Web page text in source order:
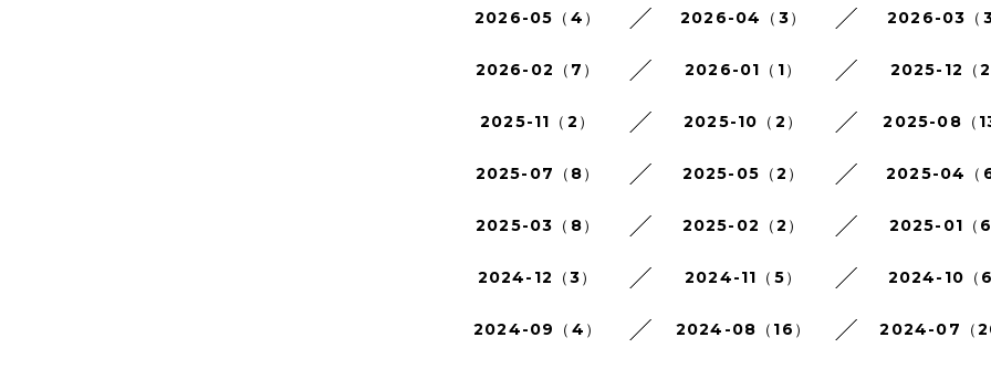
2026-05（4） 2026-04（3） 2026-03（3
2026-02（7） 2026-01（1） 2025-12（2
2025-11（2） 2025-10（2） 2025-08（13
2025-07（8） 2025-05（2） 2025-04（6
2025-03（8） 2025-02（2） 2025-01（6
2024-12（3） 2024-11（5） 2024-10（6
2024-09（4） 2024-08（16） 2024-07（